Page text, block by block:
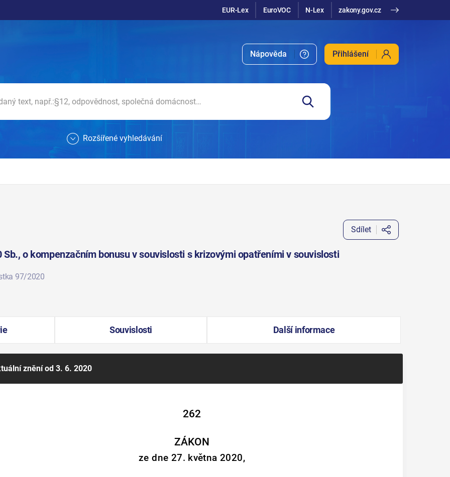
EUR-Lex EuroVOC N-Lex zakony.gov.cz
Nápověda Přihlášení
Rozšířené vyhledávání
o kompenzačním bonusu v souvislosti s krizovými opatřeními v souvislosti
97/2020
Sdílet
Souvislosti Další informace
zněníod 3. 6. 2020
262
ZÁKON
ze dne 27. května 2020,